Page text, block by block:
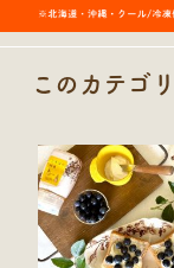
このカテゴ